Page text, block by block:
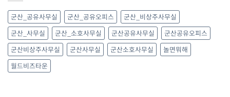
군산_공유사무실 군산_공유오피스
군산_비상주사무실
군산_사무실
군산_소호사무실 군산공유사무실
군산공유오피스
군산비상주사무실
군산사무실 군산소호사무실
놀면뭐해
월드비즈타운